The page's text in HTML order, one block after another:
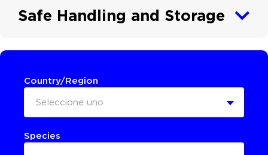
Safe Handling and Storage
Country/Region
Seleccione uno
Species